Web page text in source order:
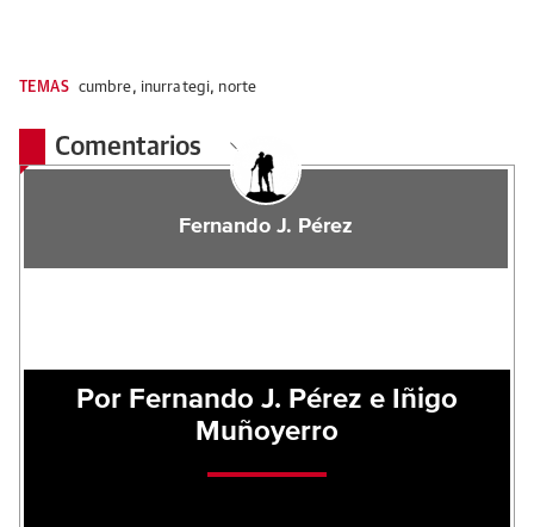
TEMAS cumbre, inurrategi, norte
Comentarios
Fernando J. Pérez
Por Fernando J. Pérez e Iñigo
Muñoyerro